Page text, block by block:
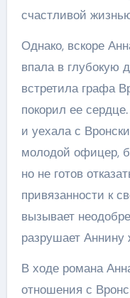
счастливой
Однако, вскоре
впала в глубокую
встретила графа
покорил ее
и уехала с
молодой офицер,
но не готов
привязанности к
вызывает
разрушает Аннину
В ходе романа
отношения с